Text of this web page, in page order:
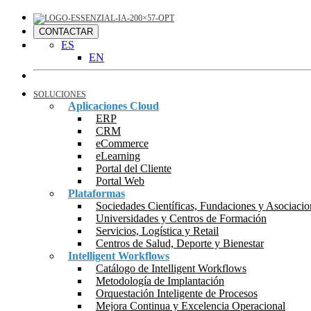
CONTACTAR
ES
EN
SOLUCIONES
Aplicaciones Cloud
ERP
CRM
eCommerce
eLearning
Portal del Cliente
Portal Web
Plataformas
Sociedades Científicas, Fundaciones y
Universidades y Centros de Formación
Servicios, Logística y Retail
Centros de Salud, Deporte y Bienestar
Intelligent Workflows
Catálogo de Intelligent Workflows
Metodología de Implantación
Orquestación Inteligente de Procesos
Mejora Continua y Excelencia Operacional